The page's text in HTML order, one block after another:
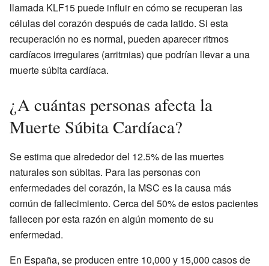
llamada KLF15 puede influir en cómo se recuperan las
células del corazón después de cada latido. Si esta
recuperación no es normal, pueden aparecer ritmos
cardíacos irregulares (arritmias) que podrían llevar a una
muerte súbita cardíaca.
¿A cuántas personas afecta la
Muerte Súbita Cardíaca?
Se estima que alrededor del 12.5% de las muertes
naturales son súbitas. Para las personas con
enfermedades del corazón, la MSC es la causa más
común de fallecimiento. Cerca del 50% de estos pacientes
fallecen por esta razón en algún momento de su
enfermedad.
En España, se producen entre 10,000 y 15,000 casos de